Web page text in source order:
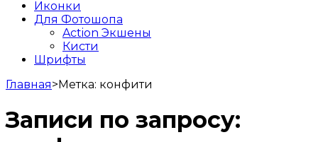
Иконки
Для Фотошопа
Action Экшены
Кисти
Шрифты
Главная>Метка: конфити
Записи по запросу: